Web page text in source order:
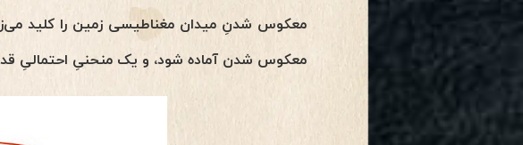
معکوس شدنِ میدان مغناطیسی زمین را کلید
معکوس شدن آماده شود، و یک منحنیِ احتمالیِ